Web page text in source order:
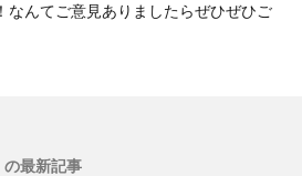
なんてご意見ありましたらぜひぜひご
の最新記事